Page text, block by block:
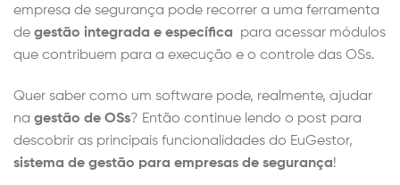
empresa de segurança pode recorrer a uma ferramenta
de gestão integrada e específica
para acessar módulos
que contribuem para a execução e o controle das OSs.
Quer saber como um software pode, realmente, ajudar
na gestão de OSs? Então continue lendo o post para
descobrir as principais funcionalidades do EuGestor,
sistema de gestão para empresas de segurança!